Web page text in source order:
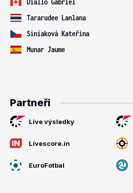
Diallo Gabriel
Tararudee Lanlana
Siniaková Kateřina
Munar Jaume
Partneři
Live výsledky
Livescore.in
EuroFotbal